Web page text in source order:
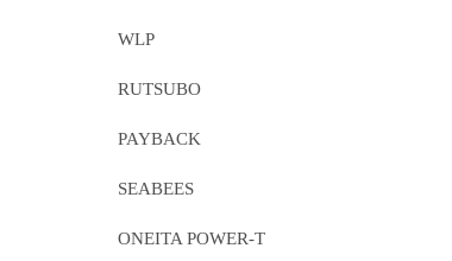
WLP
RUTSUBO
PAYBACK
SEABEES
ONEITA POWER-T